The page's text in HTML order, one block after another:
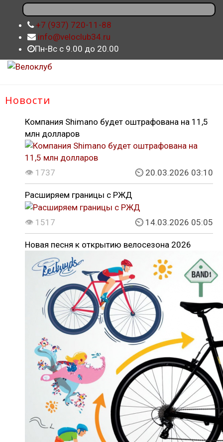
+7 (937) 720-11-88
info@veloclub34.ru
Пн-Вс с 9.00 до 20.00
Новости
Компания Shimano будет оштрафована на 11,5
млн долларов
👁 1737 ⏲ 20.03.2026 03:10
Расширяем границы с РЖД
👁 1517 ⏲ 14.03.2026 05:05
Новая песня к открытию велосезона 2026